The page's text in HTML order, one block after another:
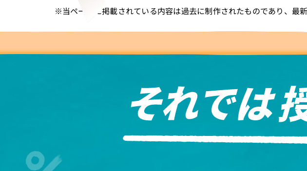
※当ページに掲載されている内容は過去に制作されたものであり、最